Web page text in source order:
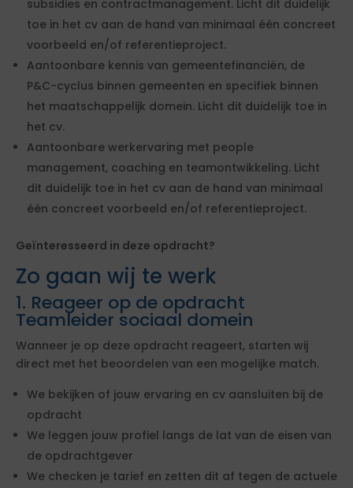
subsidies en contractmanagement. Licht dit duidelijk
toe in het cv aan de hand van minimaal één concreet
voorbeeld en/of referentieproject.
Aantoonbare kennis van gemeentefinanciën, de
P&C-cyclus binnen gemeenten en specifiek binnen
het maatschappelijk domein. Licht dit duidelijk toe in
het cv.
Aantoonbare werkervaring met people
management, coaching en teamontwikkeling. Licht
dit duidelijk toe in het cv aan de hand van minimaal
één concreet voorbeeld en/of referentieproject.
Geïnteresseerd in deze opdracht?
Zo gaan wij te werk
1. Reageer op de opdracht
Teamleider sociaal domein
Wanneer je op deze opdracht reageert, starten wij
direct met het beoordelen van een mogelijke match.
We bekijken of jouw ervaring en cv aansluiten bij de
opdracht
We leggen jouw profiel langs de lat van de eisen van
de opdrachtgever
We checken je tarief en zetten dit af tegen de actuele